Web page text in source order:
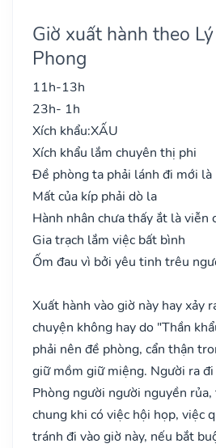
Giờ xuất hành theo
Phong
11h-13h
23h- 1h
Xích khẩu:XẤU
Xích khẩu lắm chuyên thị phi
Đề phòng ta phải lánh đi mới là
Mất của kíp phải dò la
Hành nhân chưa thấy ắt là viễn
Gia trạch lắm việc bất bình
Ốm đau vì bởi yêu tinh trêu
Xuất hành vào giờ này hay xảy
chuyện không hay do "Thần
phải nên đề phòng, cẩn thận
giữ mồm giữ miệng. Người ra
Phòng người người nguyền
chung khi có việc hội họp, việc
tránh đi vào giờ này, nếu bắt